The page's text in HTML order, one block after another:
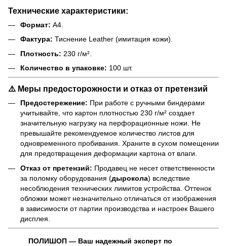
Технические характеристики:
Формат: А4.
Фактура: Тиснение Leather (имитация кожи).
Плотность: 230 г/м².
Количество в упаковке: 100 шт.
⚠️ Меры предосторожности и отказ от претензий
Предостережение: При работе с ручными биндерами
учитывайте, что картон плотностью 230 г/м² создает
значительную нагрузку на перфорационные ножи. Не
превышайте рекомендуемое количество листов для
одновременного пробивания. Храните в сухом помещении
для предотвращения деформации картона от влаги.
Отказ от претензий: Продавец не несет ответственности
за поломку оборудования (дырокола) вследствие
несоблюдения технических лимитов устройства. Оттенок
обложки может незначительно отличаться от изображения
в зависимости от партии производства и настроек Вашего
дисплея.
ПОЛИШОП — Ваш надежный эксперт по